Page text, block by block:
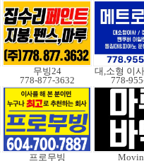
무빙24
778-877-3632
778-
프로무빙